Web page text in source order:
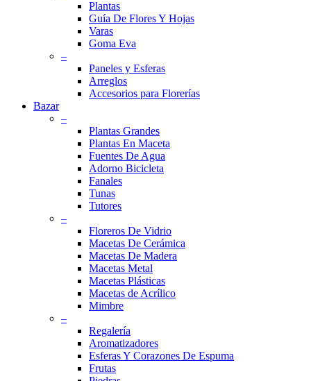
Plantas
Guía De Flores Y Hojas
Varas
Goma Eva
–
Paneles y Esferas
Arreglos
Accesorios para Florerías
Bazar
–
Plantas Grandes
Plantas En Maceta
Fuentes De Agua
Adorno Bicicleta
Fanales
Tunas
Tutores
–
Floreros De Vidrio
Macetas De Cerámica
Macetas De Madera
Macetas Metal
Macetas Plásticas
Macetas de Acrílico
Mimbre
–
Regalería
Aromatizadores
Esferas Y Corazones De Espuma
Frutas